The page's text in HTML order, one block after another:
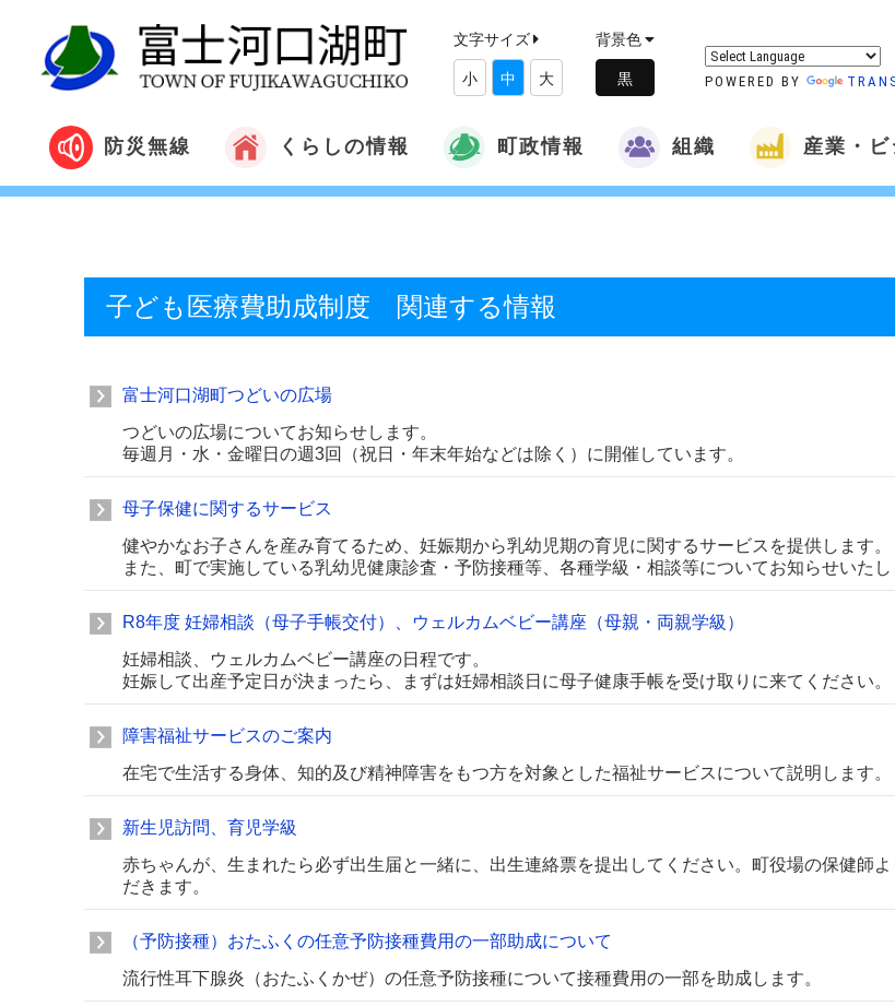
文字サイズ
小 中 大
背景色
POWERED BY
防災無線 くらしの情報 町政情報 組織 産業・ビ
子ども医療費助成制度 関連する情報
富士河口湖町つどいの広場
つどいの広場についてお知らせします。
毎週月・水・金曜日の週3回（祝日・年末年始などは除く）に開催しています。
母子保健に関するサービス
健やかなお子さんを産み育てるため、妊娠期から乳幼児期の育児に関するサービスを提供します。
また、町で実施している乳幼児健康診査・予防接種等、各種学級・相談等についてお知らせいたし
R8年度 妊婦相談（母子手帳交付）、ウェルカムベビー講座（母親・両親学級）
妊婦相談、ウェルカムベビー講座の日程です。
妊娠して出産予定日が決まったら、まずは妊婦相談日に母子健康手帳を受け取りに来てください。
障害福祉サービスのご案内
在宅で生活する身体、知的及び精神障害をもつ方を対象とした福祉サービスについて説明します。
新生児訪問、育児学級
赤ちゃんが、生まれたら必ず出生届と一緒に、出生連絡票を提出してください。町役場の保健師
だきます。
（予防接種）おたふくの任意予防接種費用の一部助成について
流行性耳下腺炎（おたふくかぜ）の任意予防接種について接種費用の一部を助成します。